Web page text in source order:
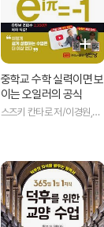
중학교 수학 실력이면 보
이는 오일러의 공식
스즈키 칸타로 저/이경원,김